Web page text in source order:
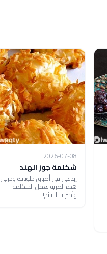
2026-07-08
شكلمة جوز الهند
إبدعي في أطباق حلوياتكِ وجربي
هذه الطرية لعمل الشكلمة
وأخبرينا بالنتائج!